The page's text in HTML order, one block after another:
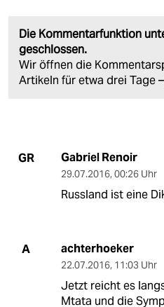
Die Kommentarfunktion
geschlossen.
Wir öffnen die
Artikeln für etwa drei Tage –
GR Gabriel Renoir
29.07.2016, 00:26 Uhr
Russland ist eine
A achterhoeker
22.07.2016, 11:03 Uhr
Jetzt reicht es
Mtata und die